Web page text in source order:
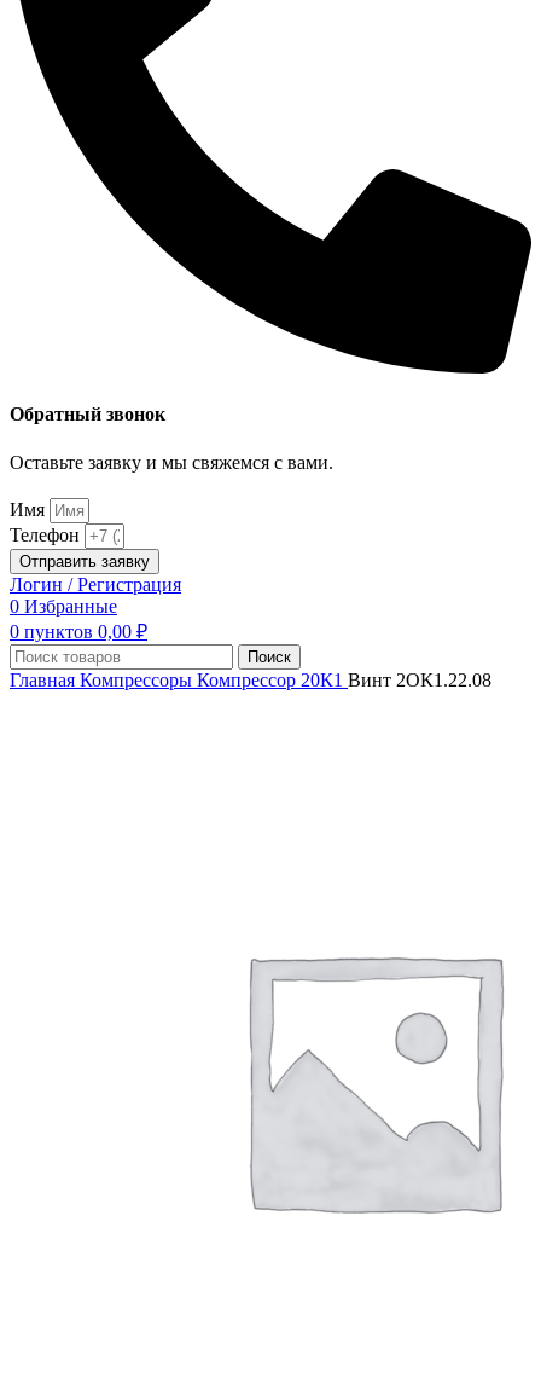
Обратный звонок
Оставьте заявку и мы свяжемся с вами.
Имя
Телефон
Отправить заявку
Логин / Регистрация
0 Избранные
0 пунктов 0,00 ₽
Поиск
Главная Компрессоры Компрессор 20К1 Винт 2ОК1.22.08